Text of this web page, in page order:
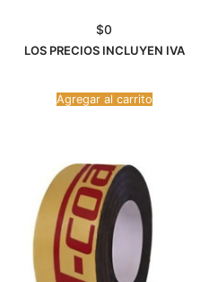
$0
LOS PRECIOS INCLUYEN IVA
Agregar al carrito